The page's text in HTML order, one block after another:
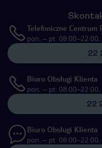
Telefoniczne Centrum
pon. – pt.
22
Biuro Obsługi Klienta
pon. – pt.
22
Biuro Obsługi Klienta
pon. – pt.